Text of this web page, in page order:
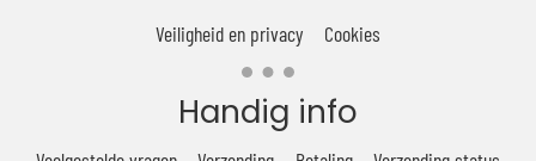
Veiligheid en privacy
Cookies
Handig info